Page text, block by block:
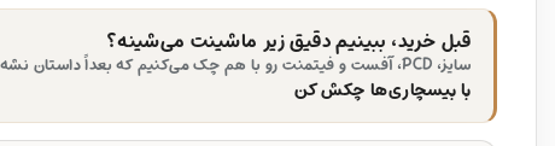
قبل خرید، ببینیم دقیق زیر ماشینت می‌شینه؟
سایز، PCD، آفست و فیتمنت رو با هم چک می‌کنیم که بعداً داستان نشه.
با بیسچاری‌ها چکش کن